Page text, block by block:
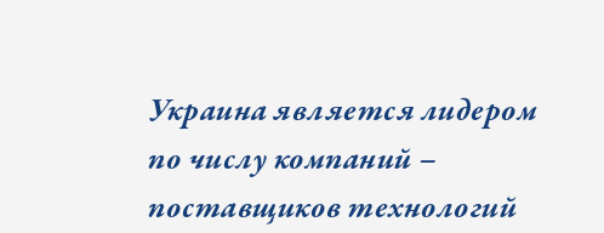
Украина является лидером
по числу компаний –
поставщиков технологий